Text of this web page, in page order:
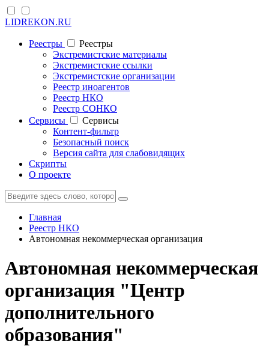
LIDREKON.RU
Реестры
Реестры
Экстремистские материалы
Экстремистские ссылки
Экстремистские организации
Реестр иноагентов
Реестр НКО
Реестр СОНКО
Cервисы
Cервисы
Контент-фильтр
Безопасный поиск
Версия сайта для слабовидящих
Скрипты
О проекте
Главная
Реестр НКО
Автономная некоммерческая организация
Автономная некоммерческая
организация "Центр
дополнительного
образования"